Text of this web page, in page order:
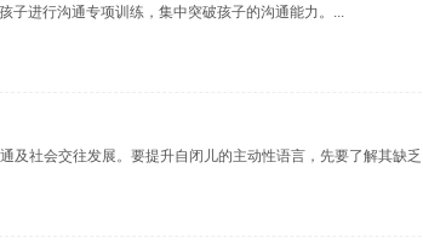
子进行沟通专项训练，集中突破孩子的沟通能力。...
及社会交往发展。要提升自闭儿的主动性语言，先要了解其缺乏